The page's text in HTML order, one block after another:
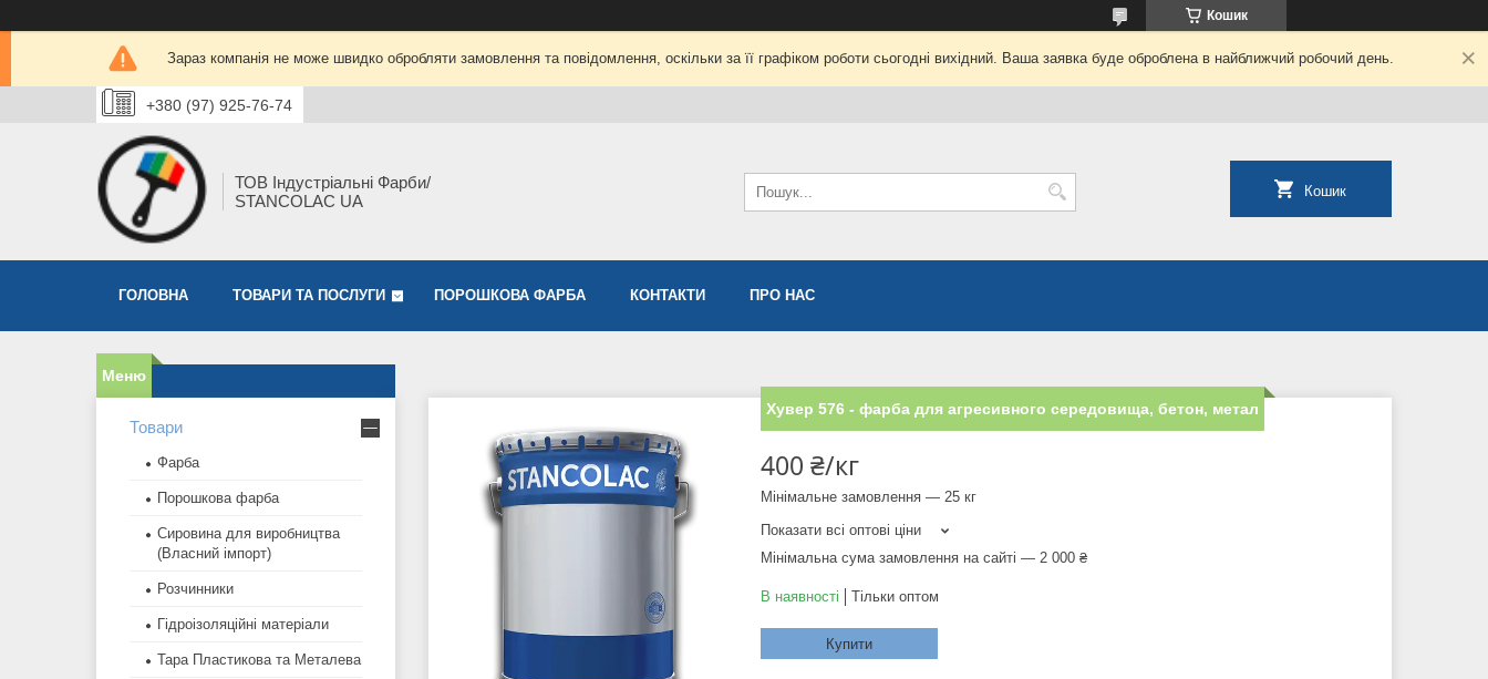
Кошик
Зараз компанія не може швидко обробляти замовлення та повідомлення, оскільки за її графіком роботи сьогодні вихідний. Ваша заявка буде оброблена в найближчий робочий день.
+380 (97) 925-76-74
ТОВ Індустріальні Фарби/
STANCOLAC UA
Кошик
ГОЛОВНА ТОВАРИ ТА ПОСЛУГИ ПОРОШКОВА ФАРБА КОНТАКТИ ПРО НАС
Хувер 576 - фарба для агресивного середовища, бетон, метал
400 ₴/кг
Мінімальне замовлення — 25 кг
Показати всі оптові ціни
Мінімальна сума замовлення на сайті — 2 000 ₴
В наявності Тільки оптом
Купити
Товари
Фарба
Порошкова фарба
Сировина для виробництва
(Власний імпорт)
Розчинники
Гідроізоляційні матеріали
Тара Пластикова та Металева